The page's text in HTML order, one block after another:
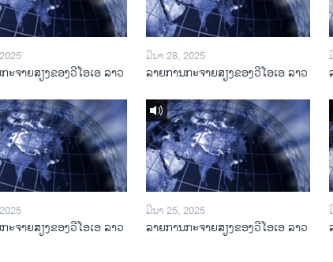
ະຈາຍສຽງຂອງວີໂອເອ ລາວ
ມີນາ 28, 2025
ລາຍການກະຈາຍສຽງຂອງວີໂອເອ ລາວ
ະຈາຍສຽງຂອງວີໂອເອ ລາວ
ມີນາ 25, 2025
ລາຍການກະຈາຍສຽງຂອງວີໂອເອ ລາວ